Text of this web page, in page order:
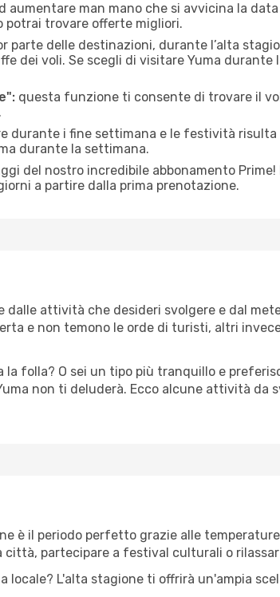
aumentare man mano che si avvicina la
potrai trovare offerte migliori.
parte delle destinazioni, durante l’alta
dei voli. Se scegli di visitare Yuma
questa funzione ti consente di trovare il
durante i fine settimana e le festività risulta
durante la settimana.
del nostro incredibile abbonamento
a partire dalla prima prenotazione.
dalle attività che desideri svolgere e dal
e non temono le orde di turisti, altri
folla? O sei un tipo più tranquillo e
non ti deluderà. Ecco alcune attività da
è il periodo perfetto grazie alle
partecipare a festival culturali o
locale? L'alta stagione ti offrirà un'ampia